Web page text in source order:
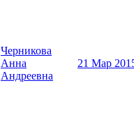
Черникова
Анна
Андреевна
21 Мар